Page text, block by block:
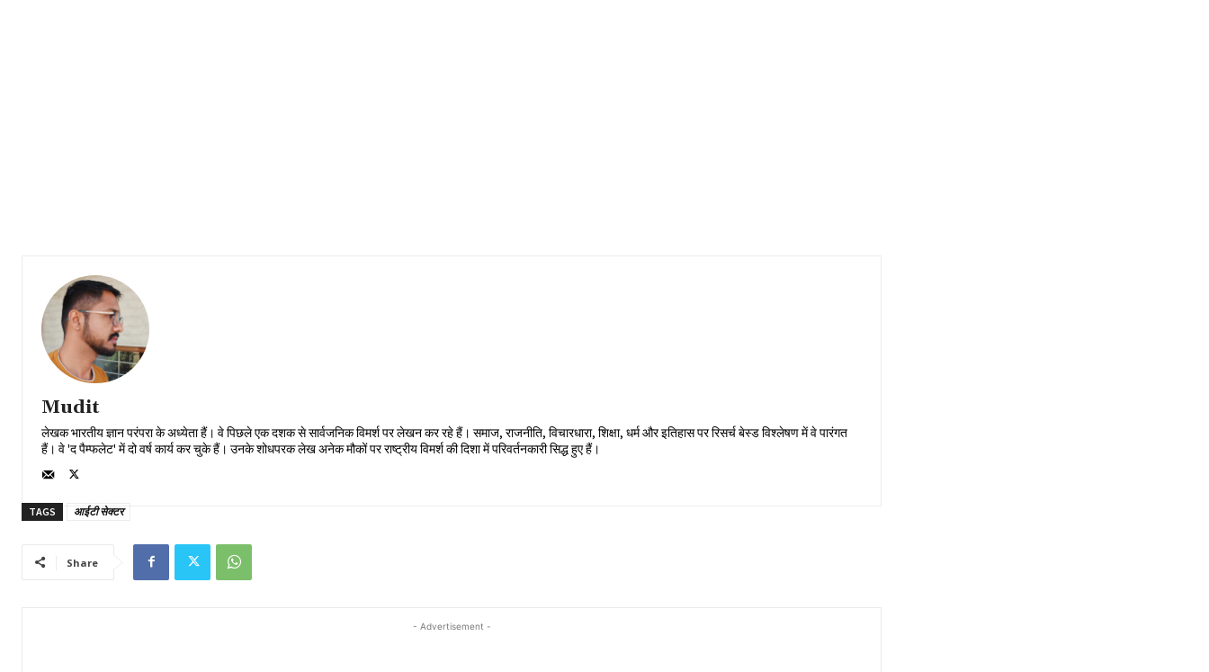
Mudit
लेखक भारतीय ज्ञान परंपरा के अध्येता हैं। वे पिछले एक दशक से सार्वजनिक विमर्श पर लेखन कर रहे हैं। समाज, राजनीति, विचारधारा, शिक्षा, धर्म और इतिहास पर रिसर्च बेस्ड विश्लेषण में वे पारंगत
हैं। वे 'द पैम्फलेट' में दो वर्ष कार्य कर चुके हैं। उनके शोधपरक लेख अनेक मौकों पर राष्ट्रीय विमर्श की दिशा में परिवर्तनकारी सिद्ध हुए हैं।
TAGS आईटी सेक्टर
Share
- Advertisement -